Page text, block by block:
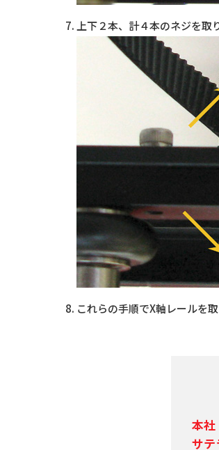
上下２本、計４本のネジを取
これらの手順でX軸レールを
本
サ